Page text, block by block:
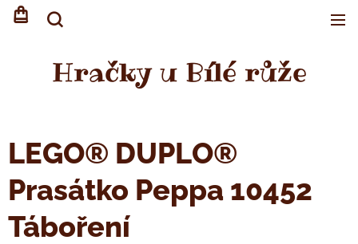
Hračky u Bílé růže
LEGO® DUPLO®
Prasátko Peppa 10452
Táboření